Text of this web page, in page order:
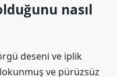
nasıl
deseni ve iplik
dokunmuş ve pürüzsüz